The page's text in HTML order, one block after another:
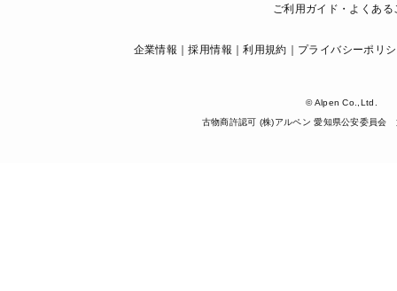
ご利用ガイド・よくある
企業情報 採用情報 利用規約 プライバシーポリ
© Alpen Co.,Ltd.
古物商許認可 (株)アルペン 愛知県公安委員